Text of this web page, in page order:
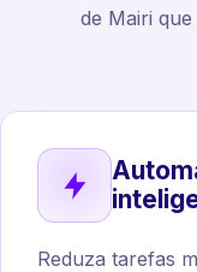
de Mairi
Reduza tarefas